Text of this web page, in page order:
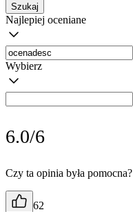
Szukaj
Najlepiej oceniane
Wybierz
6.0/6
Czy ta opinia była pomocna?
62